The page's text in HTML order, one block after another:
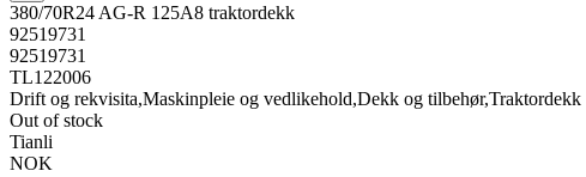
380/70R24 AG-R 125A8 traktordekk
92519731
92519731
TL122006
Drift og rekvisita,Maskinpleie og vedlikehold,Dekk og tilbehør,Traktordekk
Out of stock
Tianli
NOK